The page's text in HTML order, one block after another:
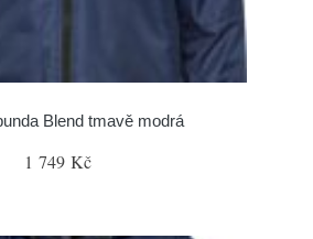
Blend tmavě modrá
1 749 Kč